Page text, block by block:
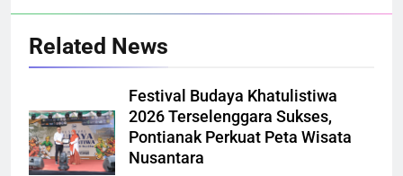
Related News
Festival Budaya Khatulistiwa
2026 Terselenggara Sukses,
Pontianak Perkuat Peta Wisata
Nusantara